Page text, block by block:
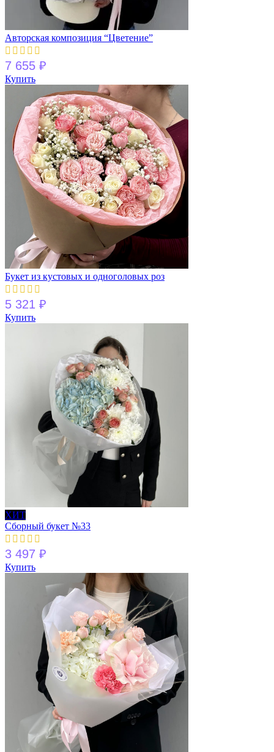
Авторская композиция “Цветение”
7 655 ₽
Купить
Букет из кустовых и одноголовых роз
5 321 ₽
Купить
ХИТ
Сборный букет №33
3 497 ₽
Купить